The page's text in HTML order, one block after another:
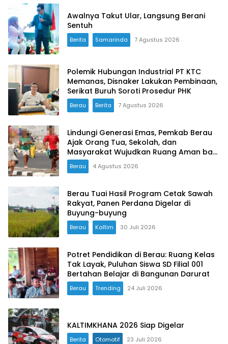
Awalnya Takut Ular, Langsung Berani
Sentuh
Berita Samarinda 7 Agustus 2026
Polemik Hubungan Industrial PT KTC
Memanas, Disnaker Lakukan Pembinaan,
Serikat Buruh Soroti Prosedur PHK
Berau Berita 7 Agustus 2026
Lindungi Generasi Emas, Pemkab Berau
Ajak Orang Tua, Sekolah, dan
Masyarakat Wujudkan Ruang Aman bagi
Anak
Berau 4 Agustus 2026
Berau Tuai Hasil Program Cetak Sawah
Rakyat, Panen Perdana Digelar di
Buyung-buyung
Berau Kaltim 30 Juli 2026
Potret Pendidikan di Berau: Ruang Kelas
Tak Layak, Puluhan Siswa SD Filial 001
Bertahan Belajar di Bangunan Darurat
Berau Trending 24 Juli 2026
KALTIMKHANA 2026 Siap Digelar
Berita Otomotif 23 Juli 2026